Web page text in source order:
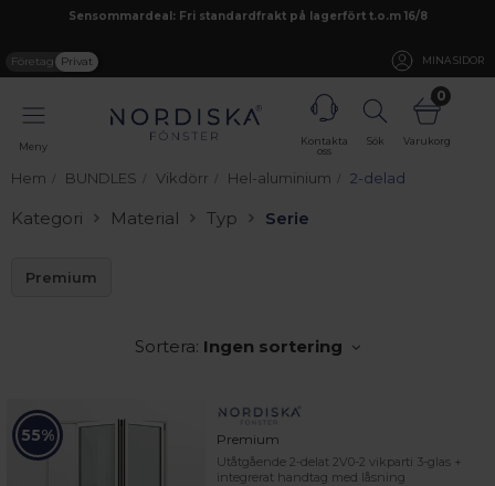
Sensommardeal: Fri standardfrakt på lagerfört t.o.m 16/8
Företag Privat MINA SIDOR
Meny
Kontakta
oss
Sök
0
Varukorg
Hem BUNDLES Vikdörr Hel-aluminium 2-delad
Kategori Material Typ Serie
Premium
Sortera: Ingen sortering
55% Premium
Utåtgående 2-delat 2V0-2 vikparti 3-glas +
integrerat handtag med låsning